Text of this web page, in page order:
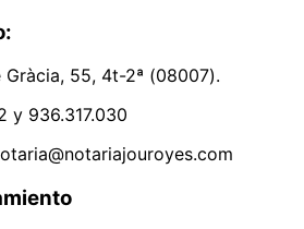
55, 4t-2ª (08007).
y 936.317.030